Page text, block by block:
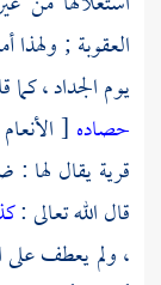
العقوبة ; ولهذا
يوم الجداد ، كما
حصاده [ الأنعام : 141 ] . ثم قيل :
قرية يقال لها :
قال الله تعالى :
، ولم يعطف على